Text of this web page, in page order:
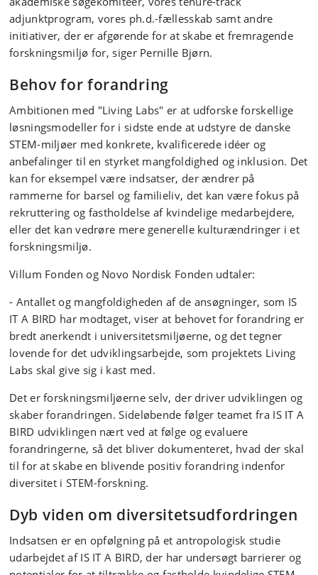
adjunktprogram, vores ph.d.-fællesskab samt andre
initiativer, der er afgørende for at skabe et fremragende
forskningsmiljø for, siger Pernille Bjørn.
Behov for forandring
Ambitionen med "Living Labs" er at udforske forskellige
løsningsmodeller for i sidste ende at udstyre de danske
STEM-miljøer med konkrete, kvalificerede idéer og
anbefalinger til en styrket mangfoldighed og inklusion. Det
kan for eksempel være indsatser, der ændrer på
rammerne for barsel og familieliv, det kan være fokus på
rekruttering og fastholdelse af kvindelige medarbejdere,
eller det kan vedrøre mere generelle kulturændringer i et
forskningsmiljø.
Villum Fonden og Novo Nordisk Fonden udtaler:
- Antallet og mangfoldigheden af de ansøgninger, som IS
IT A BIRD har modtaget, viser at behovet for forandring er
bredt anerkendt i universitetsmiljøerne, og det tegner
lovende for det udviklingsarbejde, som projektets Living
Labs skal give sig i kast med.
Det er forskningsmiljøerne selv, der driver udviklingen og
skaber forandringen. Sideløbende følger teamet fra IS IT A
BIRD udviklingen nært ved at følge og evaluere
forandringerne, så det bliver dokumenteret, hvad der skal
til for at skabe en blivende positiv forandring indenfor
diversitet i STEM-forskning.
Dyb viden om diversitetsudfordringen
Indsatsen er en opfølgning på et antropologisk studie
udarbejdet af IS IT A BIRD, der har undersøgt barrierer og